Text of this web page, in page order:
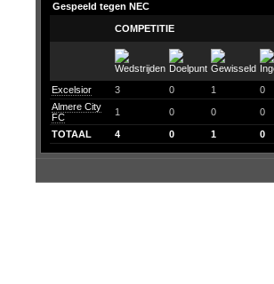
Gespeeld tegen NEC
COMPETITIE
Excelsior 3 0 1 0
Almere City
FC
1 0 0 0
TOTAAL 4 0 1 0